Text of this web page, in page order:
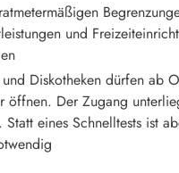
und
Diskotheken dürfen ab
öffnen. Der Zugang
Statt eines Schnelltests ist